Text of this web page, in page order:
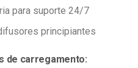
para suporte 24/7
principiantes
de carregamento: